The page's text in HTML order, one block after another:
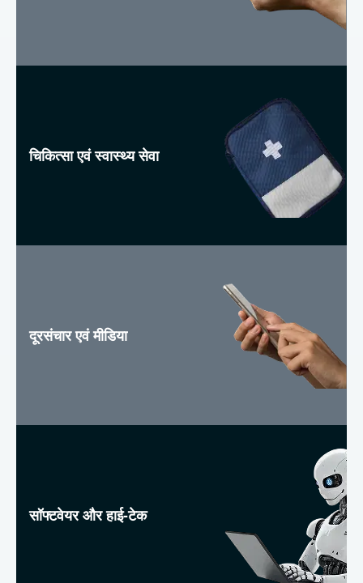
चिकित्सा एवं स्वास्थ्य सेवा
दूरसंचार एवं मीडिया
सॉफ्टवेयर और हाई-टेक